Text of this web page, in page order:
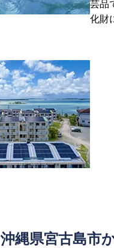
芸品
化財
沖縄県宮古島市